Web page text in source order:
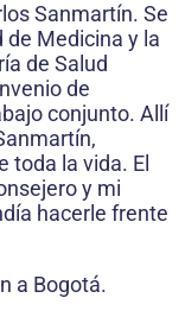
Sanmartín. Se
de Medicina y la
de Salud
de
conjunto. Allí
toda la vida. El
y mi
hacerle frente
a Bogotá.